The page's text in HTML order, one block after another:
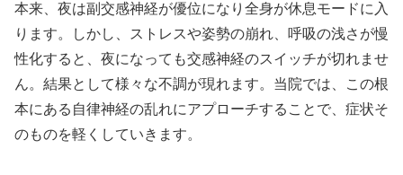
本来、夜は副交感神経が優位になり全身が休息モードに入
ります。しかし、ストレスや姿勢の崩れ、呼吸の浅さが慢
性化すると、夜になっても交感神経のスイッチが切れませ
ん。結果として様々な不調が現れます。当院では、この根
本にある自律神経の乱れにアプローチすることで、症状そ
のものを軽くしていきます。